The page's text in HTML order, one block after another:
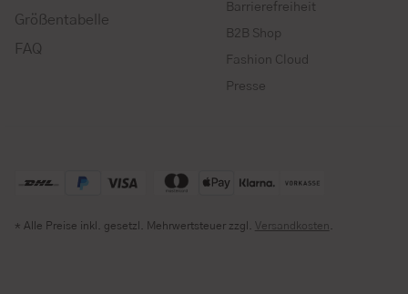
Größentabelle
FAQ
Barrierefreiheit
B2B Shop
Fashion Cloud
Presse
* Alle Preise inkl. gesetzl. Mehrwertsteuer zzgl. Versandkosten